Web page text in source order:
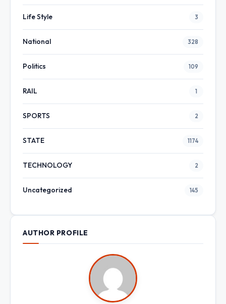
Life Style 3
National 328
Politics 109
RAIL 1
SPORTS 2
STATE 1174
TECHNOLOGY 2
Uncategorized 145
AUTHOR PROFILE